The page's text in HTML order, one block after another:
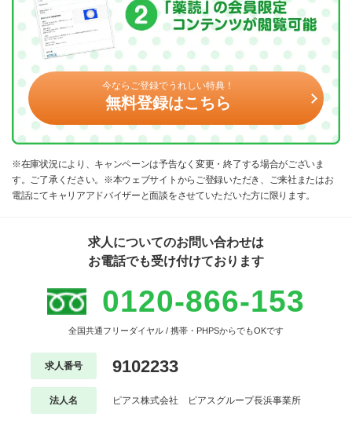
今ならご登録でうれしい特典！
無料登録はこちら
※在庫状況により、キャンペーンは予告なく変更・終了する場合がございま
す。ご了承ください。※本ウェブサイトからご登録いただき、ご来社またはお
電話にてキャリアアドバイザーと面談をさせていただいた方に限ります。
求人についてのお問い合わせは
お電話でも受け付けております
0120-866-153
全国共通フリーダイヤル / 携帯・PHPSからでもOKです
求人番号 9102233
法人名 ピアス株式会社 ピアスグループ長浜事業所